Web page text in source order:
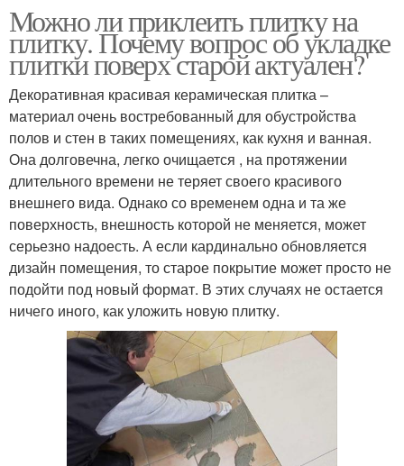
Можно ли приклеить плитку на
плитку. Почему вопрос об укладке
плитки поверх старой актуален?
Декоративная красивая керамическая плитка –
материал очень востребованный для обустройства
полов и стен в таких помещениях, как кухня и ванная.
Она долговечна, легко очищается , на протяжении
длительного времени не теряет своего красивого
внешнего вида. Однако со временем одна и та же
поверхность, внешность которой не меняется, может
серьезно надоесть. А если кардинально обновляется
дизайн помещения, то старое покрытие может просто не
подойти под новый формат. В этих случаях не остается
ничего иного, как уложить новую плитку.